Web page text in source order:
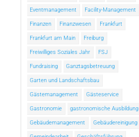
Eventmanagement Facility-Management
Finanzen Finanzwesen Frankfurt
Frankfurt am Main Freiburg
Freiwilliges Soziales Jahr FSJ
Fundraising Ganztagsbetreuung
Garten und Landschaftsbau
Gästemanagement Gästeservice
Gastronomie gastronomische Ausbildung
Gebäudemanagement Gebäudereinigung